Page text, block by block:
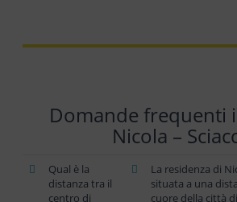
Domande frequenti
Nicola –
Qual è la
distanza tra il
centro di
La residenza di
situata a una
cuore della città